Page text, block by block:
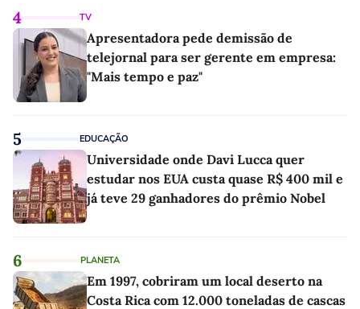
4 TV
Apresentadora pede demissão de
telejornal para ser gerente em empresa:
"Mais tempo e paz"
5 EDUCAÇÃO
Universidade onde Davi Lucca quer
estudar nos EUA custa quase R$ 400 mil e
já teve 29 ganhadores do prêmio Nobel
6 PLANETA
Em 1997, cobriram um local deserto na
Costa Rica com 12.000 toneladas de cascas